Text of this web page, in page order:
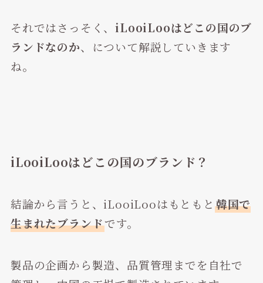
それではさっそく、iLooiLooはどこの国のブ
ランドなのか、について解説していきます
ね。
iLooiLooはどこの国のブランド？
結論から言うと、iLooiLooはもともと 韓国で
生まれたブランドです。
製品の企画から製造、品質管理までを自社で